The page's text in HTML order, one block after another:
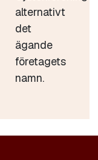
alternativt
det
ägande
företagets
namn.